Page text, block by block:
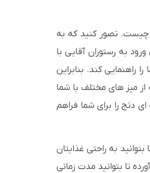
چیست. تصور کنید که به
به رستوران آقایی با
راهنمایی کند. بنابراین
میز های مختلف با شما
دنج را برای شما فراهم
به راحتی غذایتان
تا بتوانید مدت زمانی